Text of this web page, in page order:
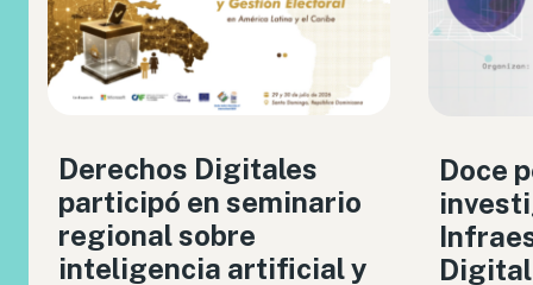
Derechos Digitales
participó en seminario
regional sobre
inteligencia artificial y
Doce